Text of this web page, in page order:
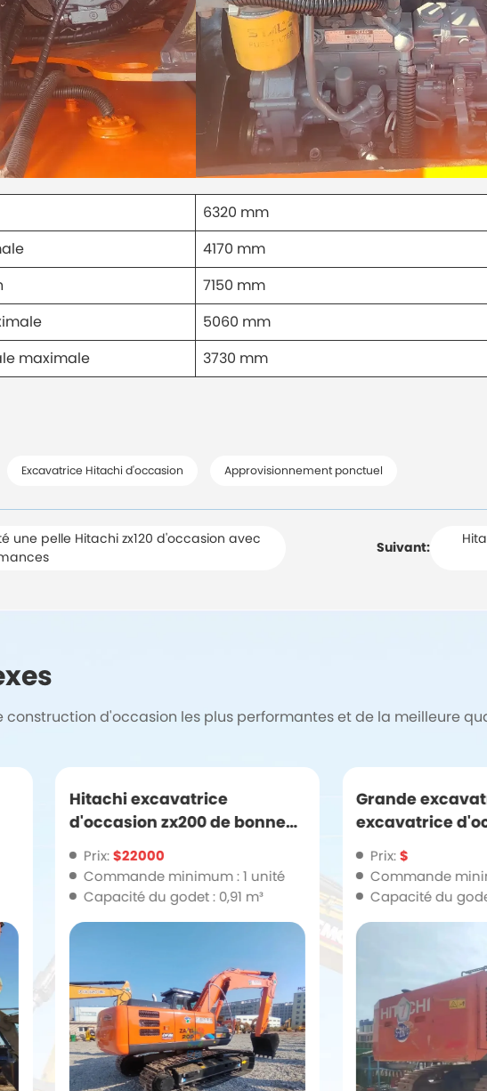
6320 mm
4170 mm
7150 mm
5060 mm
maximale
3730 mm
Excavatrice Hitachi d'occasion Approvisionnement ponctuel
une pelle Hitachi zx120 d'occasion avec
Suivant:
construction d'occasion les plus performantes et de la meilleure
Hitachi excavatrice
d'occasion zx200 de bonne
qualité à bas prix pour
l'approvisionnement
Prix:$22000
Commande minimum : 1 unité
Capacité du godet : 0,91 m³
Grande
excavatrice
zx690 à prix pas
Prix:$
Commande
Capacité du